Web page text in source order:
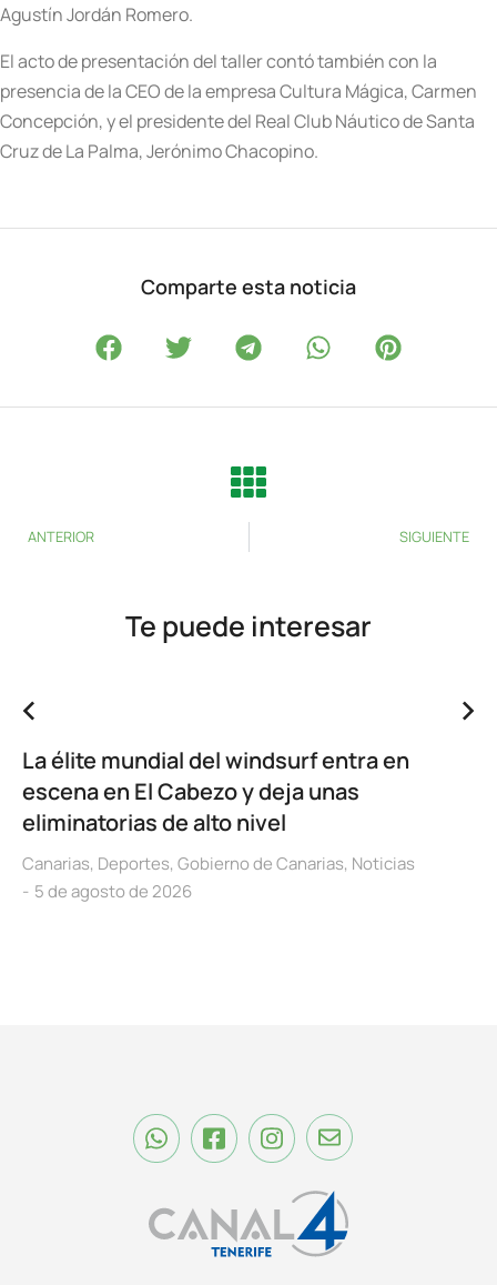
Agustín Jordán Romero.
El acto de presentación del taller contó también con la
presencia de la CEO de la empresa Cultura Mágica, Carmen
Concepción, y el presidente del Real Club Náutico de Santa
Cruz de La Palma, Jerónimo Chacopino.
Comparte esta noticia
ANTERIOR SIGUIENTE
Te puede interesar
La élite mundial del windsurf entra en
escena en El Cabezo y deja unas
eliminatorias de alto nivel
Canarias, Deportes, Gobierno de Canarias, Noticias
5 de agosto de 2026